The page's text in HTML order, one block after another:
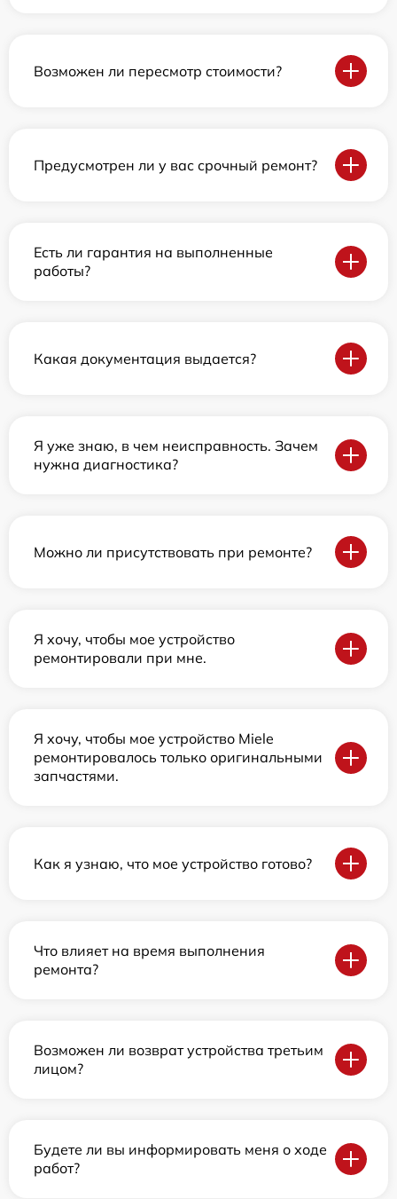
Возможен ли пересмотр стоимости?
Предусмотрен ли у вас срочный ремонт?
Есть ли гарантия на выполненные
работы?
Какая документация выдается?
Я уже знаю, в чем неисправность. Зачем
нужна диагностика?
Можно ли присутствовать при ремонте?
Я хочу, чтобы мое устройство
ремонтировали при мне.
Я хочу, чтобы мое устройство Miele
ремонтировалось только оригинальными
запчастями.
Как я узнаю, что мое устройство готово?
Что влияет на время выполнения
ремонта?
Возможен ли возврат устройства третьим
лицом?
Будете ли вы информировать меня о ходе
работ?